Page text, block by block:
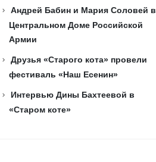
Андрей Бабин и Мария Соловей в
Центральном Доме Российской
Армии
Друзья «Старого кота» провели
фестиваль «Наш Есенин»
Интервью Дины Бахтеевой в
«Старом коте»